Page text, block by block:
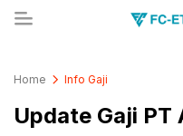
Home Info Gaji
Update Gaji PT